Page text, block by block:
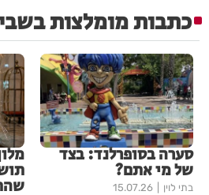
כתבות מומלצות
סערה בסופרלנד: בצד
של מי אתם?
בתי לוין 15.07.26